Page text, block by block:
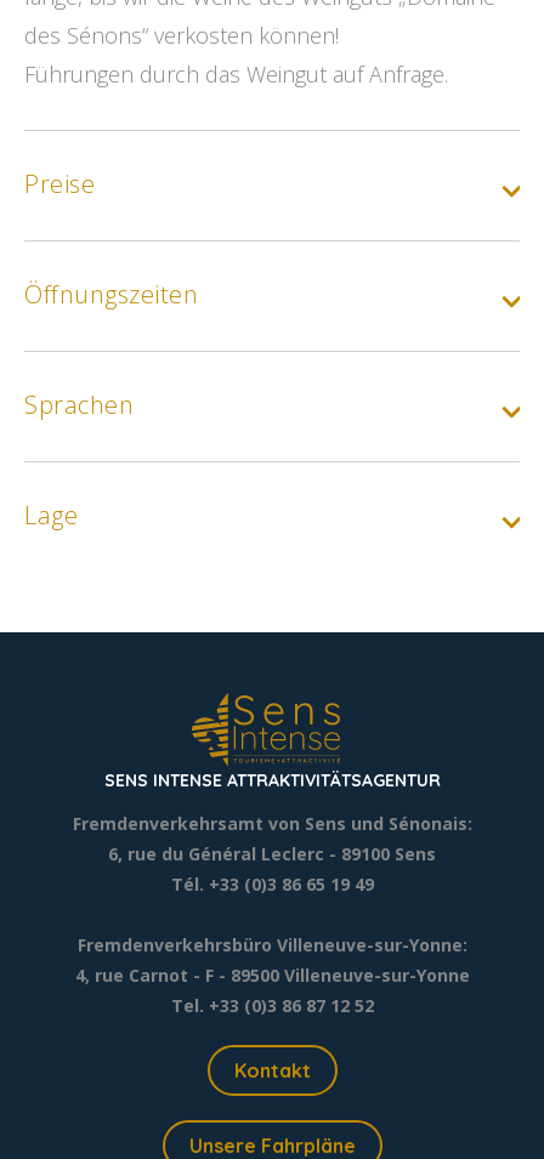
des Sénons“ verkosten können!
Führungen durch das Weingut auf Anfrage.
Preise
Grundtarif
Öffnungszeiten
Sprachen
Lage
SENS INTENSE ATTRAKTIVITÄTSAGENTUR
Fremdenverkehrsamt von Sens und Sénonais:
6, rue du Général Leclerc - 89100 Sens
Tél. +33 (0)3 86 65 19 49
Fremdenverkehrsbüro Villeneuve-sur-Yonne:
4, rue Carnot - F - 89500 Villeneuve-sur-Yonne
Tel. +33 (0)3 86 87 12 52
Kontakt
Unsere Fahrpläne